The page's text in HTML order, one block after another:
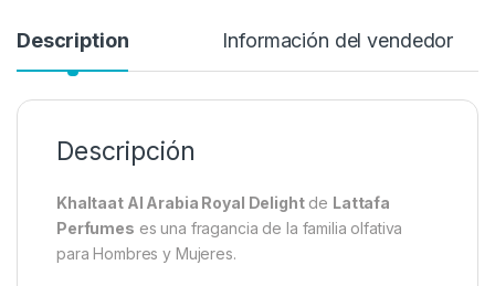
Description Información del vendedor
Descripción
Khaltaat Al Arabia Royal Delightde Lattafa
Perfumes es una fragancia de la familia olfativa
para Hombres y Mujeres.